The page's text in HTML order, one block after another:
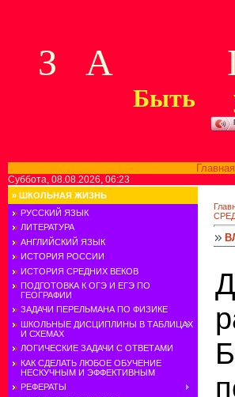
З А П
Быть
Главная
Суббота, 08.08.2026, 06:23
» ШКОЛЬНАЯ ЖИЗНЬ
РУССКИЙ ЯЗЫК
ЛИТЕРАТУРА
АНГЛИЙСКИЙ ЯЗЫК
ИСТОРИЯ РОССИИ
ИСТОРИЯ СРЕДНИХ ВЕКОВ
ПОДГОТОВКА К ОГЭ И ЕГЭ ПО
ГЕОГРАФИИ
ЗАДАЧИ ПЕРЕЛЬМАНА ПО ФИЗИКЕ
ШКОЛЬНЫЕ ДИСЦИПЛИНЫ В ТАБЛИЦАХ
И СХЕМАХ
ЛОГИЧЕСКИЕ ЗАДАЧИ С ОТВЕТАМИ
КАК СДЕЛАТЬ ЛЮБОЕ ОБУЧЕНИЕ
НЕСКУЧНЫМ И ЭФФЕКТИВНЫМ
РЕФЕРАТЫ